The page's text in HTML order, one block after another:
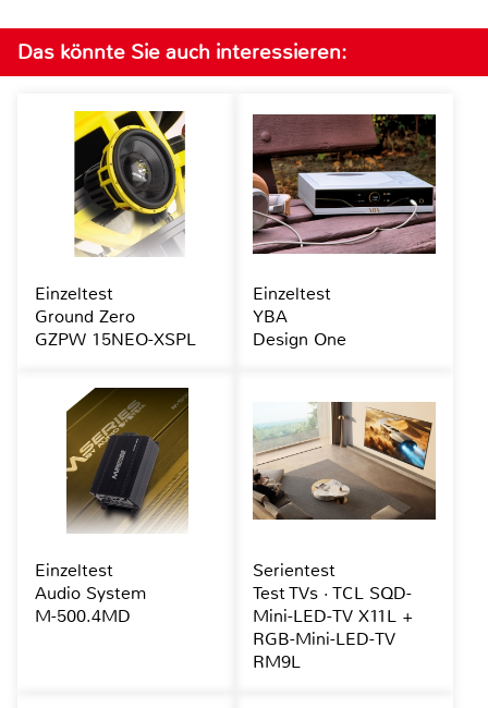
Das könnte Sie auch interessieren:
Einzeltest
Ground Zero
GZPW 15NEO-XSPL
Einzeltest
YBA
Design One
Einzeltest
Audio System
M-500.4MD
Serientest
Test TVs · TCL SQD-
Mini-LED-TV X11L +
RGB-Mini-LED-TV
RM9L